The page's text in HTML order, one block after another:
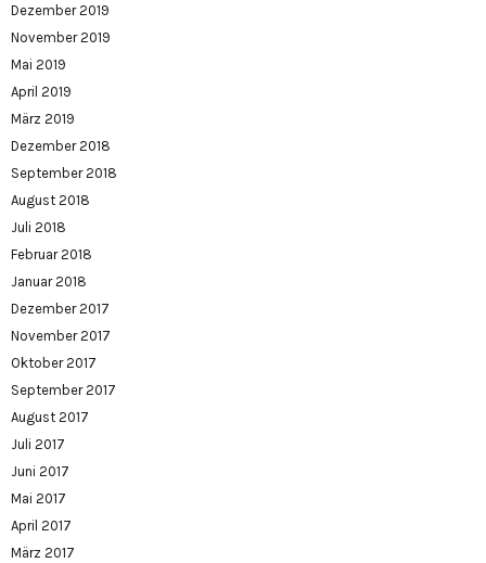
Dezember 2019
November 2019
Mai 2019
April 2019
März 2019
Dezember 2018
September 2018
August 2018
Juli 2018
Februar 2018
Januar 2018
Dezember 2017
November 2017
Oktober 2017
September 2017
August 2017
Juli 2017
Juni 2017
Mai 2017
April 2017
März 2017